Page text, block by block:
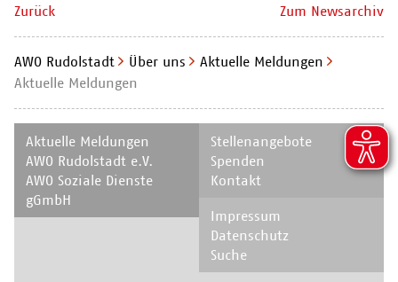
Zurück Zum Newsarchiv
AWO Rudolstadt Über uns
Aktuelle Meldungen
Aktuelle Meldungen
Navigation
überspringen
Aktuelle Meldungen
AWO Rudolstadt e.V.
AWO Soziale Dienste
gGmbH
Navigation
überspringen
Stellenangebote
Spenden
Kontakt
Navigation
überspringen
Impressum
Datenschutz
Suche